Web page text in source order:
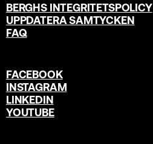
BERGHS INTEGRITETSPOLICY
UPPDATERA SAMTYCKEN
FAQ
FACEBOOK
INSTAGRAM
LINKEDIN
YOUTUBE